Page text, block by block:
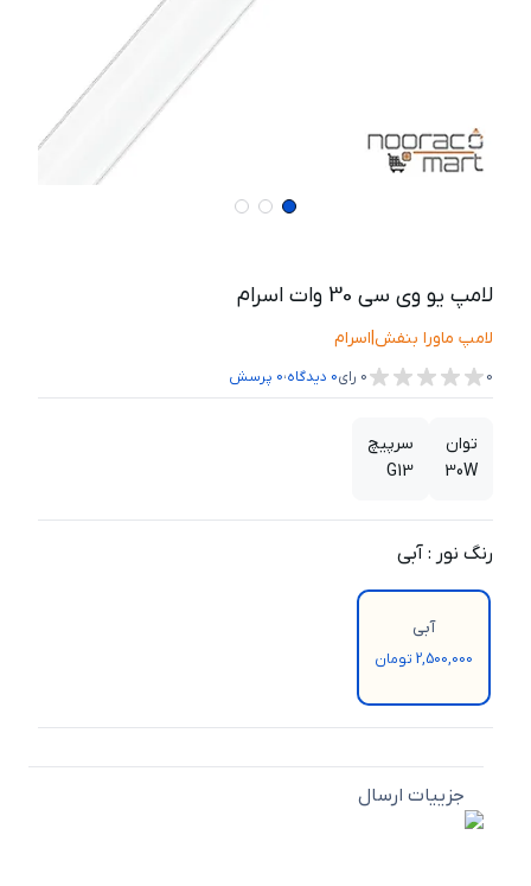
لامپ یو وی سی 30 وات اسرام
لامپ ماورا بنفش|اسرام
0
0 رای0 دیدگاه،0 پرسش
توان
30W
سرپیچ
G13
رنگ نور : آبی
آبی
2,500,000 تومان
جزییات ارسال